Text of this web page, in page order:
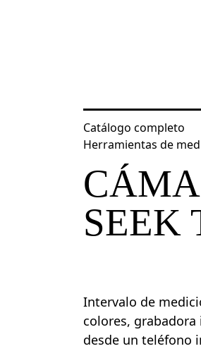
Catálogo completo
Herramientas de
Inicio Catálogo
SEEK
Intervalo de
colores,
desde un teléfono